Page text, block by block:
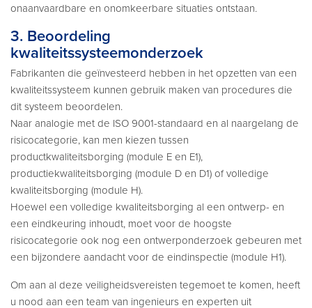
onaanvaardbare en onomkeerbare situaties ontstaan.
3. Beoordeling
kwaliteitssysteemonderzoek
Fabrikanten die geïnvesteerd hebben in het opzetten van een
kwaliteitssysteem kunnen gebruik maken van procedures die
dit systeem beoordelen.
Naar analogie met de ISO 9001-standaard en al naargelang de
risicocategorie, kan men kiezen tussen
productkwaliteitsborging (module E en E1),
productiekwaliteitsborging (module D en D1) of volledige
kwaliteitsborging (module H).
Hoewel een volledige kwaliteitsborging al een ontwerp- en
een eindkeuring inhoudt, moet voor de hoogste
risicocategorie ook nog een ontwerponderzoek gebeuren met
een bijzondere aandacht voor de eindinspectie (module H1).
Om aan al deze veiligheidsvereisten tegemoet te komen, heeft
u nood aan een team van ingenieurs en experten uit